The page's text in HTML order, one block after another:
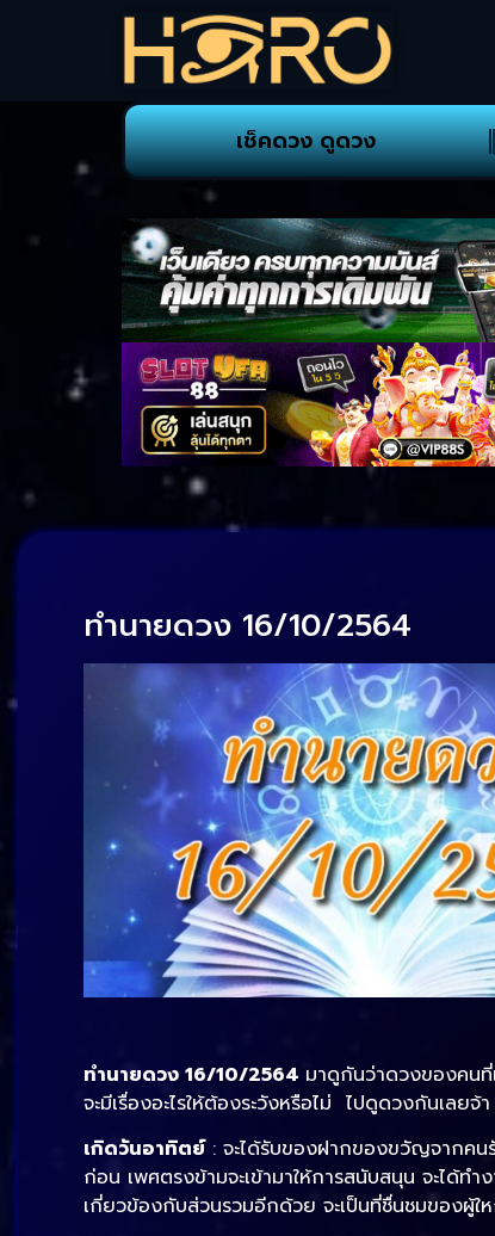
เช็คดวง ดูดวง
ทำนายดวง 16/10/2564
ทำนายดวง 16/10/2564 มาดูกันว่าดวงของคนที่
จะมีเรื่องอะไรให้ต้องระวังหรือไม่ ไปดูดวงกันเลยจ้า
เกิดวันอาทิตย์: จะได้รับของฝากของขวัญจากคนรั
ก่อน เพศตรงข้ามจะเข้ามาให้การสนับสนุน จะได้ท
เกี่ยวข้องกับส่วนรวมอีกด้วย จะเป็นที่ชื่นชมของผู้